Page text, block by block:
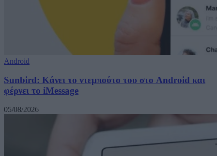
Android
Sunbird: Κάνει το ντεμπούτο του στο Android και
φέρνει το iMessage
05/08/2026